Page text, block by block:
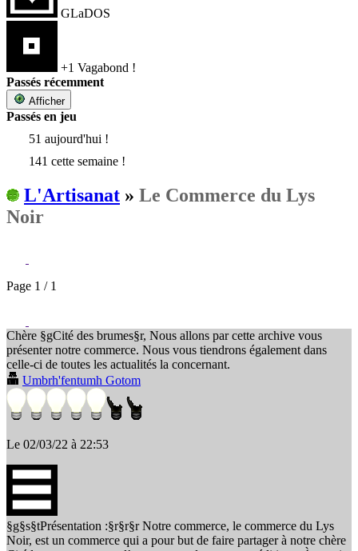
GLaDOS
+1 Vagabond !
Passés récemment
Afficher
Passés en jeu
51 aujourd'hui !
141 cette semaine !
L'Artisanat » Le Commerce du Lys
Noir
Page 1 / 1
Chère §gCité des brumes§r, Nous allons par cette archive vous
présenter notre commerce. Nous vous tiendrons également dans
celle-ci de toutes les actualités la concernant.
Umbrh'fentumh Gotom
Le 02/03/22 à 22:53
§g§s§tPrésentation :§r§r§r Notre commerce, le commerce du Lys
Noir, est un commerce qui a pour but de faire partager à notre chère